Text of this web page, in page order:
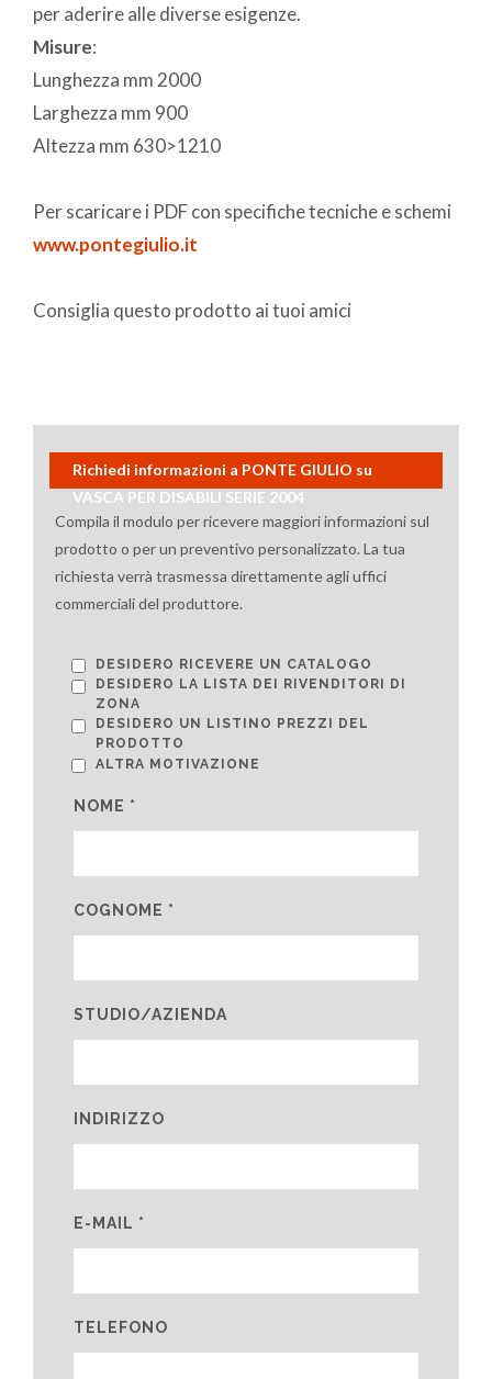
per aderire alle diverse esigenze.
Misure:
Lunghezza mm 2000
Larghezza mm 900
Altezza mm 630>1210
Per scaricare i PDF con specifiche tecniche e schemi
www.pontegiulio.it
Consiglia questo prodotto ai tuoi amici
Richiedi informazioni a PONTE GIULIO su
VASCA PER DISABILI SERIE 2004
Compila il modulo per ricevere maggiori informazioni sul
prodotto o per un preventivo personalizzato. La tua
richiesta verrà trasmessa direttamente agli uffici
commerciali del produttore.
DESIDERO RICEVERE UN CATALOGO
DESIDERO LA LISTA DEI RIVENDITORI DI
ZONA
DESIDERO UN LISTINO PREZZI DEL
PRODOTTO
ALTRA MOTIVAZIONE
NOME *
COGNOME *
STUDIO/AZIENDA
INDIRIZZO
E-MAIL *
TELEFONO